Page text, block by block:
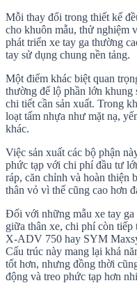
Mỗi thay đổi trong thiết kế
cho khuôn mẫu, thử nghiệm
phát triển xe tay ga thường
tay sử dụng chung nền tảng.
Một điểm khác biệt quan
thường để lộ phần lớn
chi tiết cần sản xuất. Trong
loạt tấm nhựa như mặt nạ,
khác.
Việc sản xuất các bộ phận
phức tạp với chi phí đầu tư
ráp, căn chỉnh và hoàn thiện
thân vỏ vì thế cũng cao hơn
Đối với những mẫu xe tay ga
giữa thân xe, chi phí còn
X-ADV 750 hay SYM
Cấu trúc này mang lại khả
tốt hơn, nhưng đồng thời
động và treo phức tạp hơn